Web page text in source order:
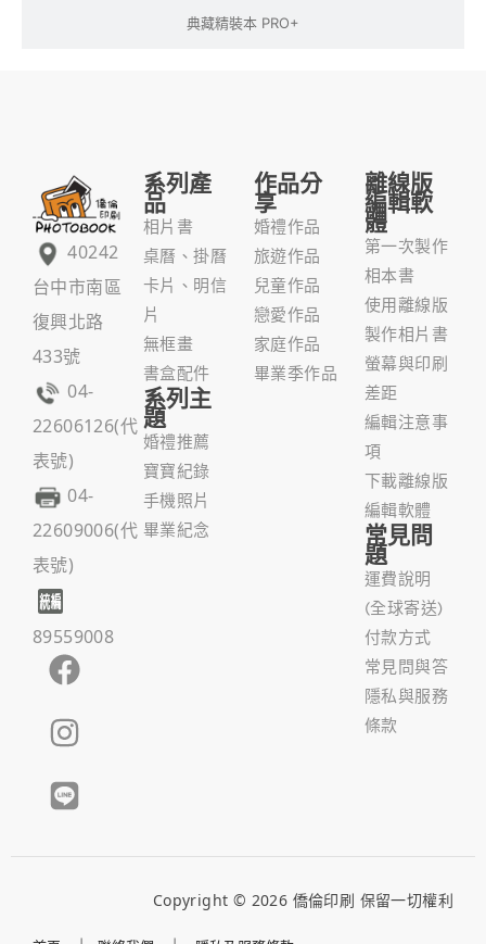
典藏精裝本 PRO+
40242
台中市南區
復興北路
433號
04-
22606126(代
表號)
04-
22609006(代
表號)
89559008
系列產
品
相片書
桌曆、掛曆
卡片、明信
片
無框畫
書盒配件
系列主
題
婚禮推薦
寶寶紀錄
手機照片
畢業紀念
作品分
享
婚禮作品
旅遊作品
兒童作品
戀愛作品
家庭作品
畢業季作品
離線版
編輯軟
體
第一次製作
相本書
使用離線版
製作相片書
螢幕與印刷
差距
編輯注意事
項
下載離線版
編輯軟體
常見問
題
運費說明
(全球寄送)
付款方式
常見問與答
隱私與服務
條款
Copyright © 2026 僑倫印刷 保留一切權利